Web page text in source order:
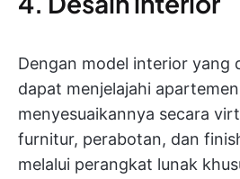
Dengan model interior yang
dapat menjelajahi
menyesuaikannya secara
furnitur, perabotan, dan
melalui perangkat lunak